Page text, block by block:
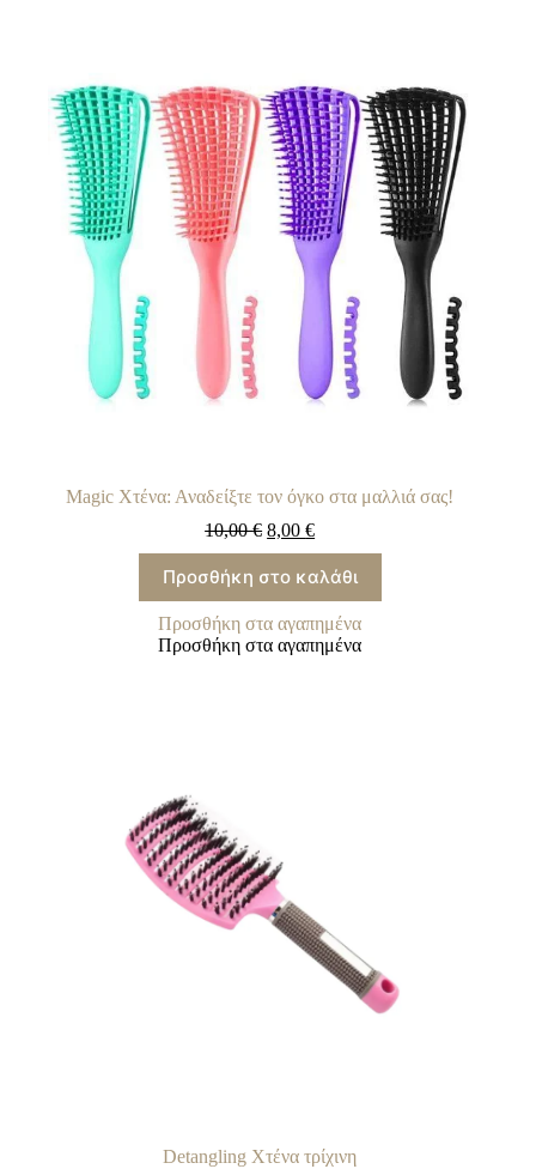
να
επιλεγούν
στη
σελίδα
του
προϊόντος
Magic Χτένα: Αναδείξτε τον όγκο στα μαλλιά σας!
10,00€ 8,00€
Προσθήκη στο καλάθι
Προσθήκη στα αγαπημένα
Προσθήκη στα αγαπημένα
Detangling Χτένα τρίχινη